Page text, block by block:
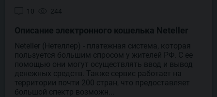
10 244
Описание электронного кошелька Neteller
Neteller (Нетеллер) - платежная система, которая
пользуется большим спросом у жителей РФ. С ее
помощью они могут осуществлять ввод и вывод
денежных средств. Также сервис работает на
территории почти 200 стран, что предоставляет
большой спектр возможн...